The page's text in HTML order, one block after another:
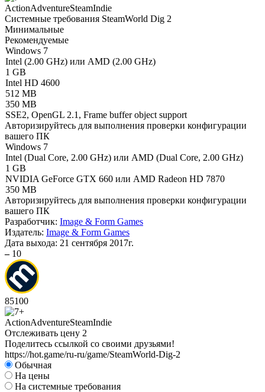
ActionAdventureSteamIndie
Системные требования SteamWorld Dig 2
Минимальные
Рекомендуемые
Windows 7
Intel (2.00 GHz) или AMD (2.00 GHz)
1 GB
Intel HD 4600
512 MB
350 MB
SSE2, OpenGL 2.1, Frame buffer object support
Авторизируйтесь для выполнения проверки конфигурации
вашего ПК
Windows 7
Intel (Dual Core, 2.00 GHz) или AMD (Dual Core, 2.00 GHz)
1 GB
NVIDIA GeForce GTX 660 или AMD Radeon HD 7870
350 MB
Авторизируйтесь для выполнения проверки конфигурации
вашего ПК
Разработчик: Image & Form Games
Издатель: Image & Form Games
Дата выхода: 21 сентября 2017г.
– 10
85100
ActionAdventureSteamIndie
Отслеживать цену 2
Поделитесь ссылкой со своими друзьями!
https://hot.game/ru-ru/game/SteamWorld-Dig-2
Обычная
На цены
На системные требования